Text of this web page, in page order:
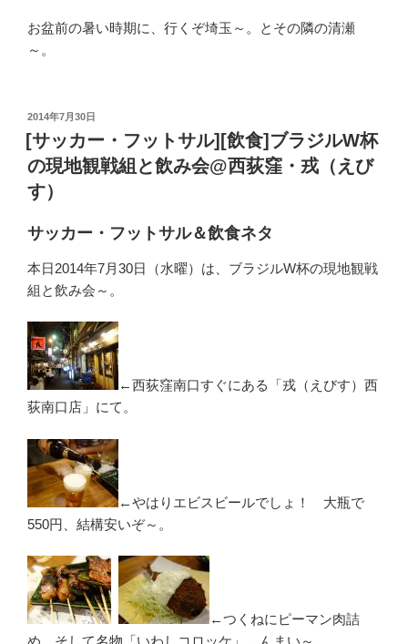
お盆前の暑い時期に、行くぞ埼玉～。とその隣の清瀬
～。
投
稿
日:
2014年7月30日
[サッカー・フットサル][飲食]ブラジルW杯
の現地観戦組と飲み会@西荻窪・戎（えび
す）
サッカー・フットサル＆飲食ネタ
本日2014年7月30日（水曜）は、ブラジルW杯の現地観戦
組と飲み会～。
←西荻窪南口すぐにある「戎（えびす）西
荻南口店」にて。
←やはりエビスビールでしょ！ 大瓶で
550円、結構安いぞ～。
←つくねにピーマン肉詰
め、そして名物「いわしコロッケ」。んまい～。